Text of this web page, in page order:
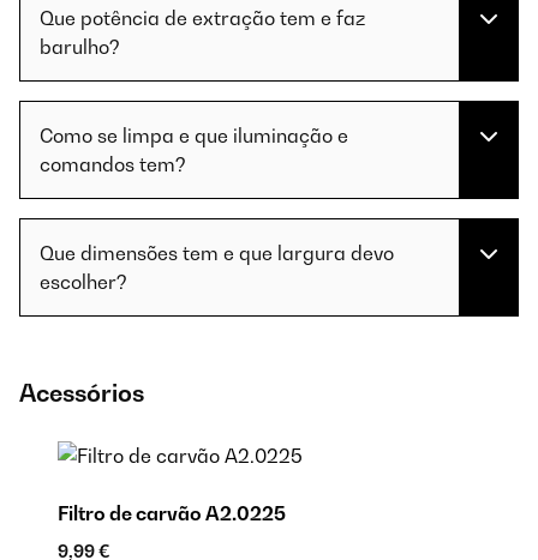
Que potência de extração tem e faz
barulho?
Como se limpa e que iluminação e
comandos tem?
Que dimensões tem e que largura devo
escolher?
Acessórios
Filtro de carvão A2.0225
9,99 €